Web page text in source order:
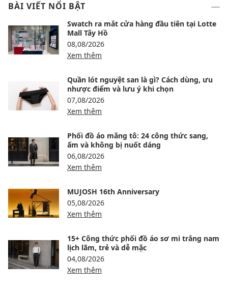
BÀI VIẾT NỔI BẬT
Swatch ra mắt cửa hàng đầu tiên tại Lotte
Mall Tây Hồ
08,08/2026
Xem thêm
Quần lót nguyệt san là gì? Cách dùng, ưu
nhược điểm và lưu ý khi chọn
07,08/2026
Xem thêm
Phối đồ áo măng tô: 24 công thức sang,
ấm và không bị nuốt dáng
06,08/2026
Xem thêm
MUJOSH 16th Anniversary
05,08/2026
Xem thêm
15+ Công thức phối đồ áo sơ mi trắng nam
lịch lãm, trẻ và dễ mặc
04,08/2026
Xem thêm